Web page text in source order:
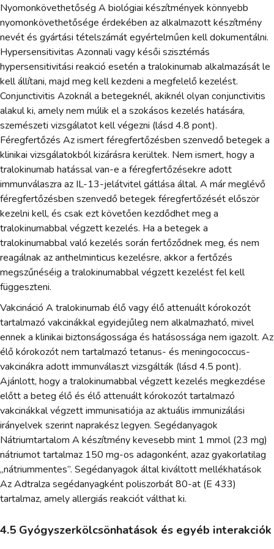
Nyomonkövethetőség A biológiai készítmények könnyebb
nyomonkövethetősége érdekében az alkalmazott készítmény
nevét és gyártási tételszámát egyértelműen kell dokumentálni.
Hypersensitivitas Azonnali vagy késői szisztémás
hypersensitivitási reakció esetén a tralokinumab alkalmazását le
kell állítani, majd meg kell kezdeni a megfelelő kezelést.
Conjunctivitis Azoknál a betegeknél, akiknél olyan conjunctivitis
alakul ki, amely nem múlik el a szokásos kezelés hatására,
szemészeti vizsgálatot kell végezni (lásd 4.8 pont).
Féregfertőzés Az ismert féregfertőzésben szenvedő betegek a
klinikai vizsgálatokból kizárásra kerültek. Nem ismert, hogy a
tralokinumab hatással van-e a féregfertőzésekre adott
immunválaszra az IL-13-jelátvitel gátlása által. A már meglévő
féregfertőzésben szenvedő betegek féregfertőzését először
kezelni kell, és csak ezt követően kezdődhet meg a
tralokinumabbal végzett kezelés. Ha a betegek a
tralokinumabbal való kezelés során fertőződnek meg, és nem
reagálnak az anthelminticus kezelésre, akkor a fertőzés
megszűnéséig a tralokinumabbal végzett kezelést fel kell
függeszteni.
Vakcináció A tralokinumab élő vagy élő attenuált kórokozót
tartalmazó vakcinákkal egyidejűleg nem alkalmazható, mivel
ennek a klinikai biztonságossága és hatásossága nem igazolt. Az
élő kórokozót nem tartalmazó tetanus- és meningococcus-
vakcinákra adott immunválaszt vizsgálták (lásd 4.5 pont).
Ajánlott, hogy a tralokinumabbal végzett kezelés megkezdése
előtt a beteg élő és élő attenuált kórokozót tartalmazó
vakcinákkal végzett immunisatiója az aktuális immunizálási
irányelvek szerint naprakész legyen. Segédanyagok
Nátriumtartalom A készítmény kevesebb mint 1 mmol (23 mg)
nátriumot tartalmaz 150 mg-os adagonként, azaz gyakorlatilag
„nátriummentes”. Segédanyagok által kiváltott mellékhatások
Az Adtralza segédanyagként poliszorbát 80-at (E 433)
tartalmaz, amely allergiás reakciót válthat ki.
4.5 Gyógyszerkölcsönhatások és egyéb interakciók